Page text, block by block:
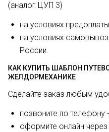
(аналог ЦУП 3)
на условиях
на условиях
России.
КАК КУПИТЬ ШАБЛОН
ЖЕЛДОРМЕХАНИКЕ
Сделайте заказ любым
позвоните по телефону
оформите онлайн через